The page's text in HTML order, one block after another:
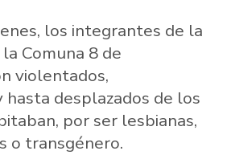
los integrantes de la
Comuna 8 de
violentados,
hasta desplazados de los
por ser lesbianas,
o transgénero.